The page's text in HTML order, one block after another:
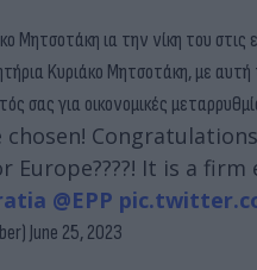
Μητσοτάκη ια την νίκη του
Kυριάκο Μητσοτάκη, με
σας για οικονομικές
chosen! Congratulations
Europe????! It is a
@EPP
June 25, 2023